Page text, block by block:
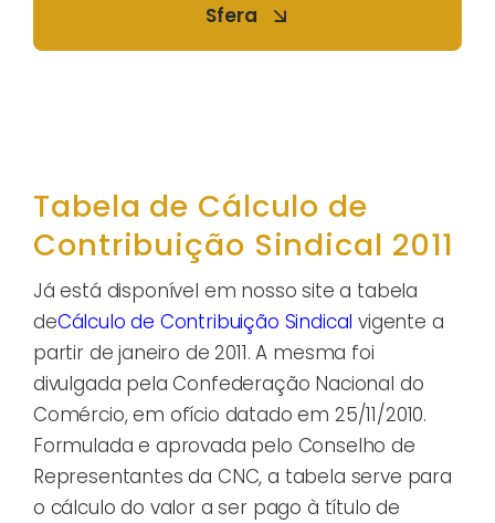
Sfera
Tabela de Cálculo de
Contribuição Sindical 2011
Já está disponível em nosso site a tabela
deCálculo de Contribuição Sindical vigente a
partir de janeiro de 2011. A mesma foi
divulgada pela Confederação Nacional do
Comércio, em ofício datado em 25/11/2010.
Formulada e aprovada pelo Conselho de
Representantes da CNC, a tabela serve para
o cálculo do valor a ser pago à título de